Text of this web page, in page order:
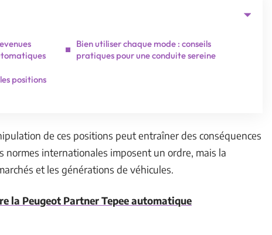
positions
Bien utiliser chaque mode : conseils
pratiques pour une conduite sereine
de ces positions peut entraîner des conséquences
normes internationales imposent un ordre, mais la
et les générations de véhicules.
la Peugeot Partner Tepee automatique